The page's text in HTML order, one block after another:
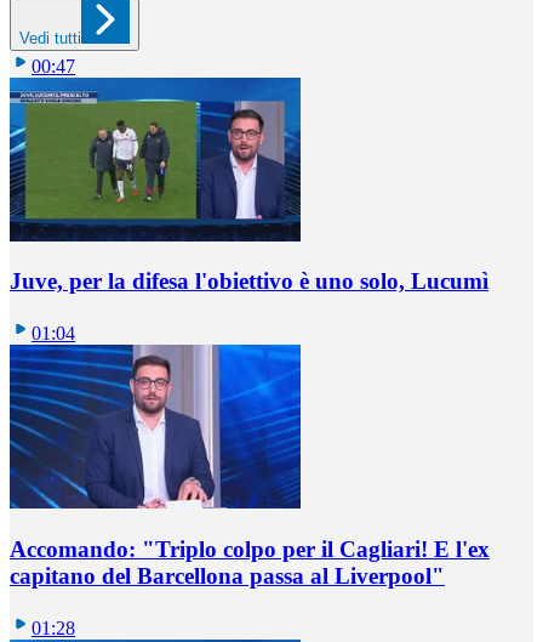
Vedi tutti
00:47
Juve, per la difesa l'obiettivo è uno solo, Lucumì
01:04
Accomando: "Triplo colpo per il Cagliari! E l'ex
capitano del Barcellona passa al Liverpool"
01:28